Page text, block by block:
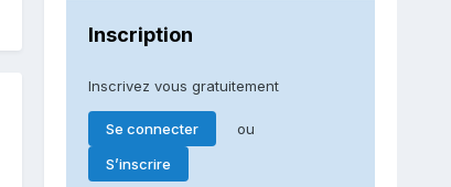
Inscription
Inscrivez vous gratuitement
Se connecter ou
S’inscrire